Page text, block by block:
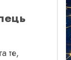
те,